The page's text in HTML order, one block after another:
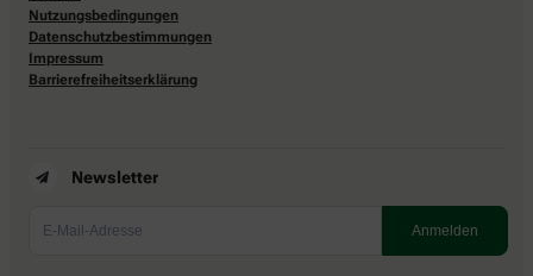
Nutzungsbedingungen
Datenschutzbestimmungen
Impressum
Barrierefreiheitserklärung
Newsletter